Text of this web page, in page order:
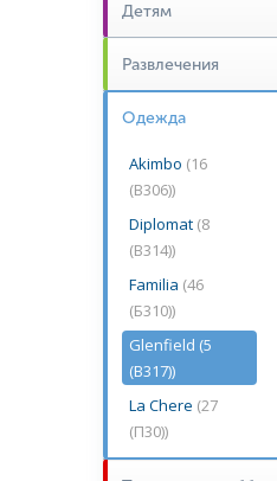
Детям
Развлечения
Одежда
Akimbo (16
(В306))
Diplomat (8
(В314))
Familia (46
(Б310))
Glenfield (5
(В317))
La Chere (27
(П30))